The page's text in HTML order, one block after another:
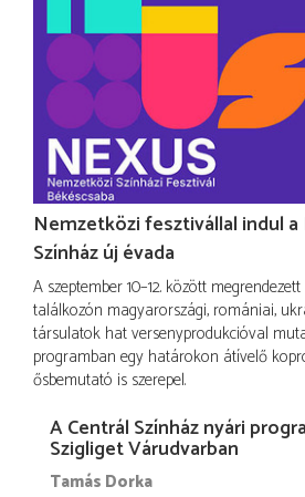
Nemzetközi fesztivállal indul a
Színház új évada
A szeptember 10–12. között
találkozón magyarországi, romániai,
társulatok hat versenyprodukcióval
programban egy határokon átívelő
ősbemutató is szerepel.
A Centrál Színház nyári
Szigliget Várudvarban
Tamás Dorka